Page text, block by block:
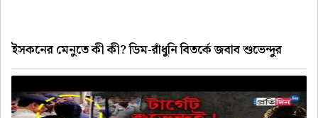
ইসকনের মেনুতে কী কী? ডিম-রাঁধুনি বিতর্কে জবাব শুভেন্দুর